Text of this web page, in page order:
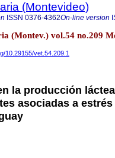
(Montevideo)
ISSN 0376-4362On-line version
(Montev.) vol.54 no.209
10.29155/vet.54.209.1
la producción
asociadas a